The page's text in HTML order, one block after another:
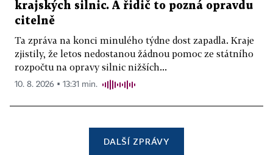
krajských silnic. A řidič to pozná opravdu
citelně
Ta zpráva na konci minulého týdne dost zapadla. Kraje
zjistily, že letos nedostanou žádnou pomoc ze státního
rozpočtu na opravy silnic nižších...
10. 8. 2026 ▪ 13:31 min.
DALŠÍ ZPRÁVY